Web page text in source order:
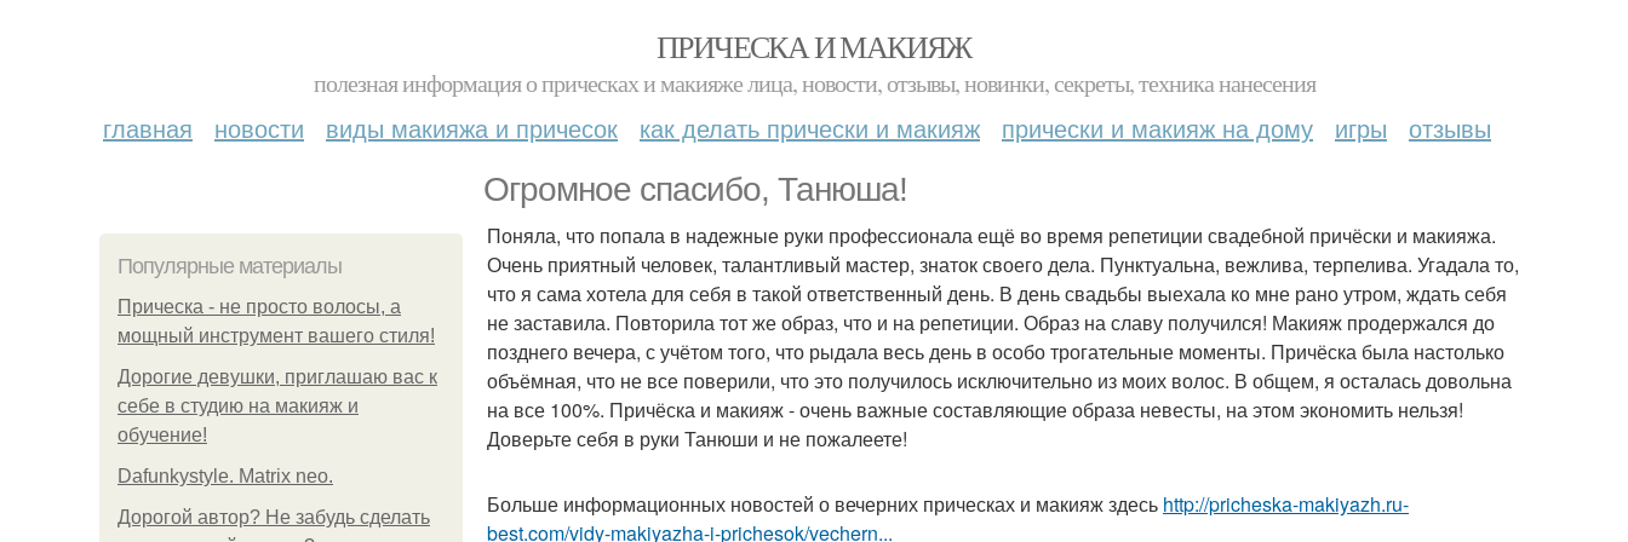
ПРИЧЕСКА И МАКИЯЖ
полезная информация о прическах и макияже лица, новости, отзывы, новинки, секреты, техника нанесения
главная новости виды макияжа и причесок как делать прически и макияж прически и макияж на дому игры отзывы
Огромное спасибо, Танюша!
Популярные материалы
Прическа - не просто волосы, а
мощный инструмент вашего стиля!
Дорогие девушки, приглашаю вас к
себе в студию на макияж и
обучение!
Dafunkystyle. Matrix neo.
Дорогой автор? Не забудь сделать
Поняла, что попала в надежные руки профессионала ещё во время репетиции свадебной причёски и макияжа.
Очень приятный человек, талантливый мастер, знаток своего дела. Пунктуальна, вежлива, терпелива. Угадала то,
что я сама хотела для себя в такой ответственный день. В день свадьбы выехала ко мне рано утром, ждать себя
не заставила. Повторила тот же образ, что и на репетиции. Образ на славу получился! Макияж продержался до
позднего вечера, с учётом того, что рыдала весь день в особо трогательные моменты. Причёска была настолько
объёмная, что не все поверили, что это получилось исключительно из моих волос. В общем, я осталась довольна
на все 100%. Причёска и макияж - очень важные составляющие образа невесты, на этом экономить нельзя!
Доверьте себя в руки Танюши и не пожалеете!
Больше информационных новостей о вечерних прическах и макияж здесь http://pricheska-makiyazh.ru-
best.com/vidy-makiyazha-i-prichesok/vechern...